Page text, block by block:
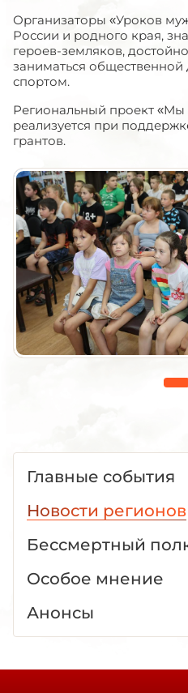
Организаторы «Уроков
России и родного края,
героев-земляков,
заниматься общественной
спортом.
Региональный проект
реализуется при
грантов.
Главные события
Новости регионов
Бессмертный
Особое мнение
Анонсы